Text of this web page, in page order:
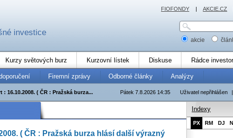
investice
akcie
Kurzy světových burz Kurzovní lístek Diskuse Rádce
Firemní zprávy Odborné články Analýzy
Uživatel nepřihlášen |
Pátek 7.8.2026 14:35
: 16.10.2008. ( ČR : Pražská burza...
( ČR : Pražská burza hlásí další výrazný
Indexy
PX RM DJ
FIOFONDY | AKCIE.CZ